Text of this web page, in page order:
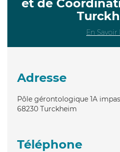
et de
En Savoir
Adresse
Pôle gérontologique 1A
68230 Turckheim
Téléphone